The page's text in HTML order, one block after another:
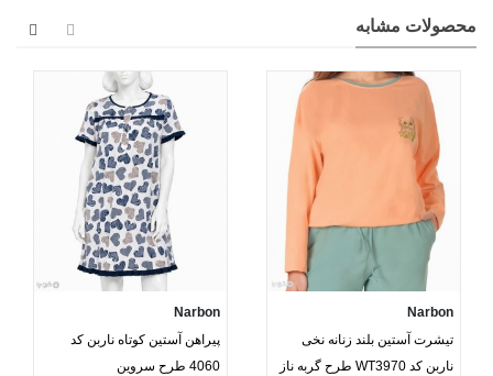
محصولات مشابه
Narbon
تیشرت آستین بلند زنانه نخی
ناربن کد WT3970 طرح گربه ناز
Narbon
پیراهن آستین کوتاه ناربن کد
4060 طرح سروین